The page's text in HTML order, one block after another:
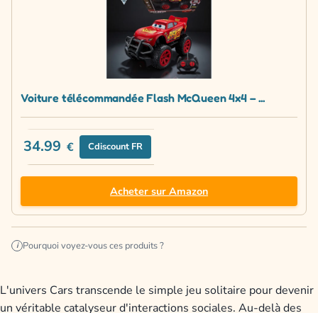
Voiture télécommandée Flash McQueen 4x4 – ...
34.99 € Cdiscount FR
Acheter sur Amazon
i Pourquoi voyez-vous ces produits ?
L'univers Cars transcende le simple jeu solitaire pour devenir
un véritable catalyseur d'interactions sociales. Au-delà des